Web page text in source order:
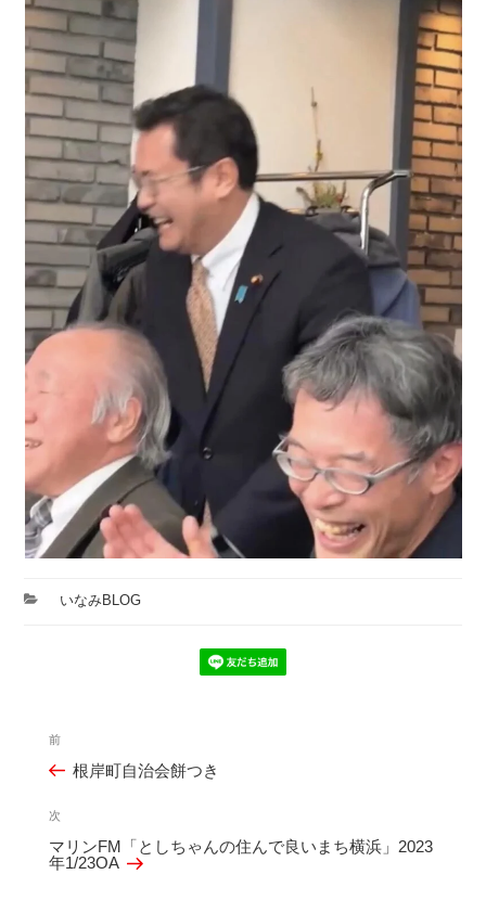
カ
いなみBLOG
ビ
ゲ
ー
過
去
稿
前
根岸町自治会餅つき
次
の
次
マリンFM「としちゃんの住んで良いまち横浜」2023
年1/23OA